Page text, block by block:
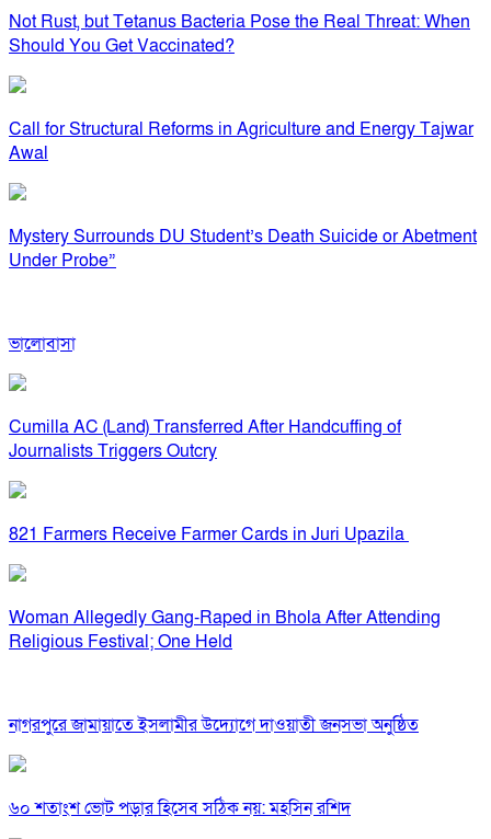
Not Rust, but Tetanus Bacteria Pose the Real Threat: When
Should You Get Vaccinated?
Call for Structural Reforms in Agriculture and Energy Tajwar
Awal
Mystery Surrounds DU Student’s Death Suicide or Abetment
Under Probe”
ভালোবাসা
Cumilla AC (Land) Transferred After Handcuffing of
Journalists Triggers Outcry
821 Farmers Receive Farmer Cards in Juri Upazila
Woman Allegedly Gang-Raped in Bhola After Attending
Religious Festival; One Held
নাগরপুরে জামায়াতে ইসলামীর উদ্যোগে দাওয়াতী জনসভা অনুষ্ঠিত
৬০ শতাংশ ভোট পড়ার হিসেব সঠিক নয়: মহসিন রশিদ